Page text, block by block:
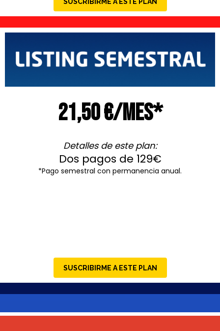
21,50 €/mes*
Detalles de este plan:
Dos pagos de 129€
*Pago semestral con permanencia anual.
SUSCRIBIRME A ESTE PLAN